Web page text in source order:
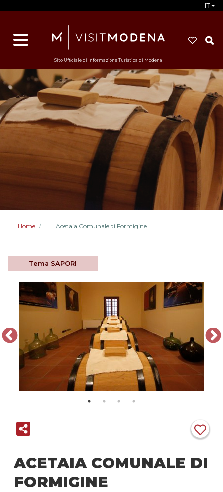
IT
Sito Ufficiale di Informazione Turistica di Modena
Home / Acetaia Comunale di Formigine
Tema SAPORI
ACETAIA COMUNALE DI
FORMIGINE